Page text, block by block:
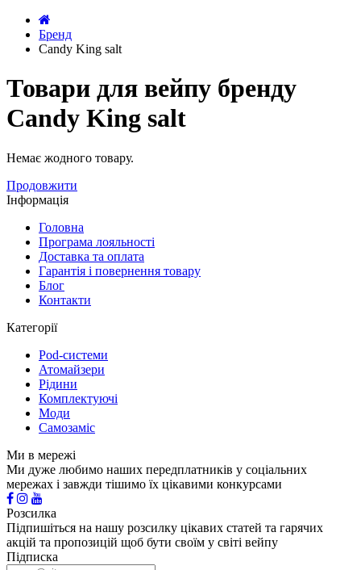
Бренд
Candy King salt
Товари для вейпу бренду
Candy King salt
Немає жодного товару.
Продовжити
Інформація
Головна
Програма лояльності
Доставка та оплата
Гарантія і повернення товару
Блог
Контакти
Категорії
Pod-системи
Атомайзери
Рідини
Комплектуючі
Моди
Самозаміс
Ми в мережі
Ми дуже любимо наших передплатників у соціальних
мережах і завжди тішимо їх цікавими конкурсами
Розсилка
Підпишіться на нашу розсилку цікавих статей та гарячих
акцій та пропозицій щоб бути своїм у світі вейпу
Підписка